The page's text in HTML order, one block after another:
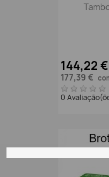
144,22 €
177,39 €
0